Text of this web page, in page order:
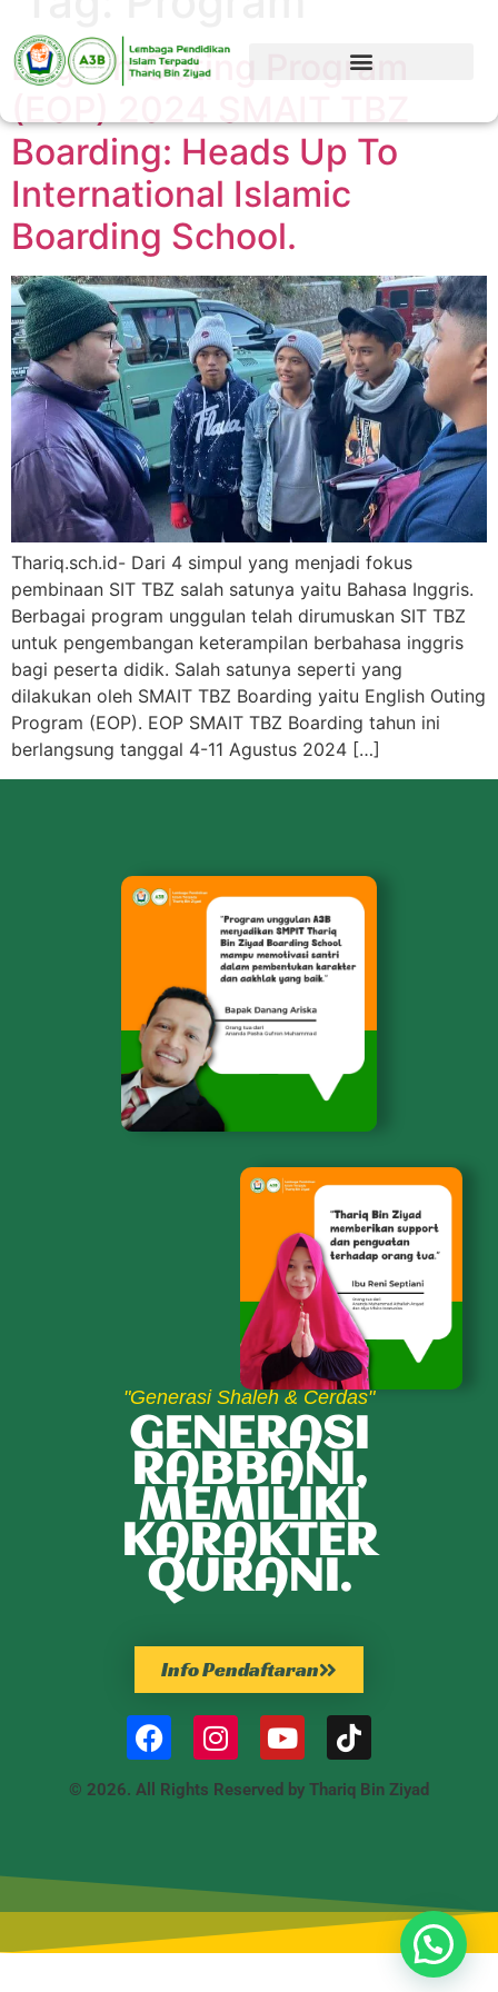
English Outing Program
Boarding: Heads Up To
International Islamic
Boarding School.
Thariq.sch.id- Dari 4 simpul yang menjadi fokus
pembinaan SIT TBZ salah satunya yaitu Bahasa Inggris.
Berbagai program unggulan telah dirumuskan SIT TBZ
untuk pengembangan keterampilan berbahasa inggris
bagi peserta didik. Salah satunya seperti yang
dilakukan oleh SMAIT TBZ Boarding yaitu English Outing
Program (EOP). EOP SMAIT TBZ Boarding tahun ini
berlangsung tanggal 4-11 Agustus 2024 […]
"Generasi Shaleh & Cerdas"
GENERASI
RABBANI,
MEMILIKI
KARAKTER
QURANI.
Info Pendaftaran
© 2026. All Rights Reserved by Thariq Bin Ziyad